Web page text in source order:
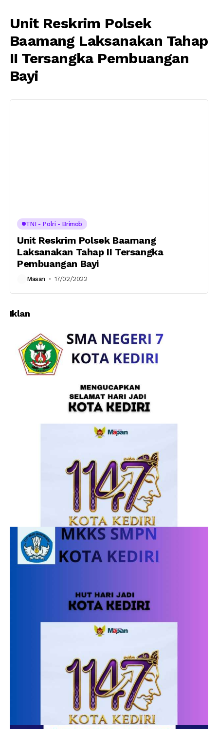
Unit Reskrim Polsek
Baamang Laksanakan Tahap
II Tersangka Pembuangan
Bayi
TNI - Polri - Brimob
Unit Reskrim Polsek Baamang
Laksanakan Tahap II Tersangka
Pembuangan Bayi
Masan 17/02/2022
Iklan